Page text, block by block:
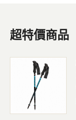
超特價商品